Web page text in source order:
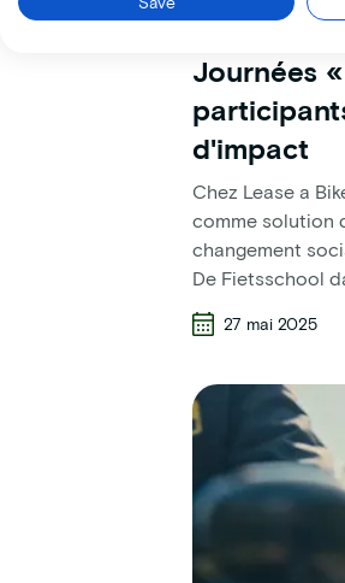
Lease a Bike
Journées
d'impact
Chez Lease a
comme solution
changement
De Fietsschool
27 mai 2025